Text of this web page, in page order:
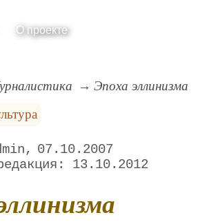
О проекте
Эпоха эллинизма
07.10.2007
13.10.2012